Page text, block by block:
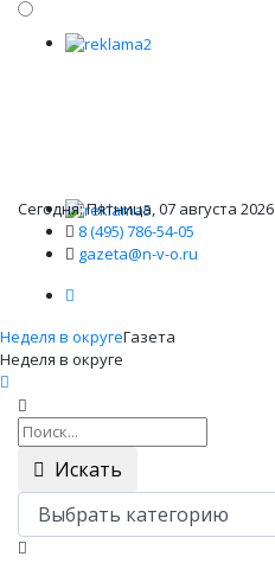
Сегодня: Пятница, 07 августа 2026
8 (495) 786-54-05
gazeta@n-v-o.ru
Неделя в округеГазета
Неделя в округе
Искать